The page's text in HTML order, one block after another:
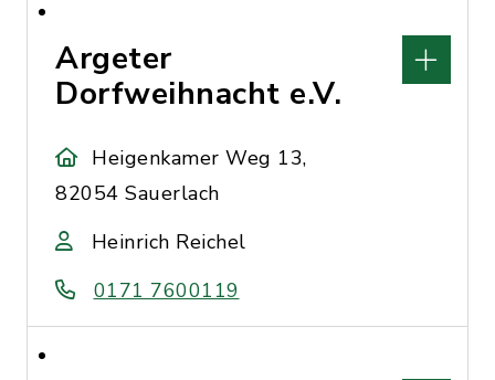
Argeter
Dorfweihnacht e.V.
Heigenkamer Weg 13,
82054 Sauerlach
Heinrich Reichel
0171 7600119